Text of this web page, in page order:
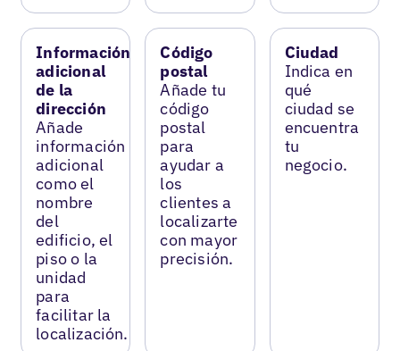
Información
adicional
de la
dirección
Añade
información
adicional
como el
nombre
del
edificio, el
piso o la
unidad
para
facilitar la
localización.
Código
postal
Añade tu
código
postal
para
ayudar a
los
clientes a
localizarte
con mayor
precisión.
Ciudad
Indica en
qué
ciudad se
encuentra
tu
negocio.